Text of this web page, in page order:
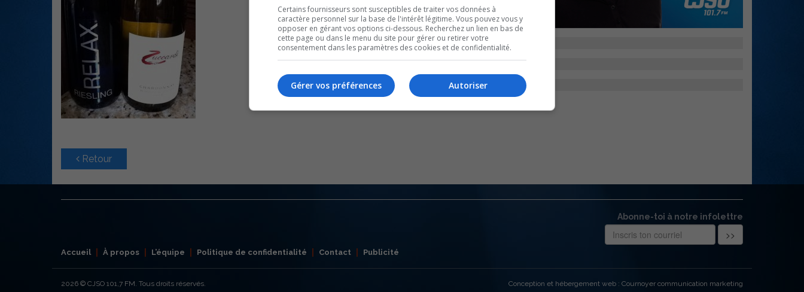
Retour
Abonne-toi à notre infolettre
Accueil À propos L’équipe Politique de confidentialité Contact Publicité
2026 © CJSO 101,7 FM. Tous droits réservés. Conception et hébergement web : Cournoyer communication marketing
Certains fournisseurs sont susceptibles de traiter vos données à
caractère personnel sur la base de l'intérêt légitime. Vous pouvez vous y
opposer en gérant vos options ci-dessous. Recherchez un lien en bas de
cette page ou dans le menu du site pour gérer ou retirer votre
consentement dans les paramètres des cookies et de confidentialité.
Autoriser
Gérer vos préférences